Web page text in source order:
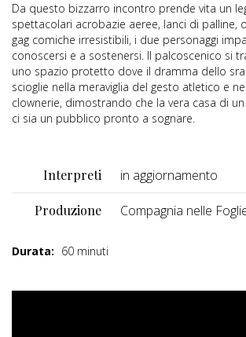
Da questo bizzarro incontro prende vita un
spettacolari acrobazie aeree, lanci di palline,
gag comiche irresistibili, i due personaggi
conoscersi e a sostenersi. Il palcoscenico si
uno spazio protetto dove il dramma dello
scioglie nella meraviglia del gesto atletico e
clownerie, dimostrando che la vera casa di
ci sia un pubblico pronto a sognare.
Interpreti in aggiornamento
Produzione Compagnia nelle
Durata: 60 minuti